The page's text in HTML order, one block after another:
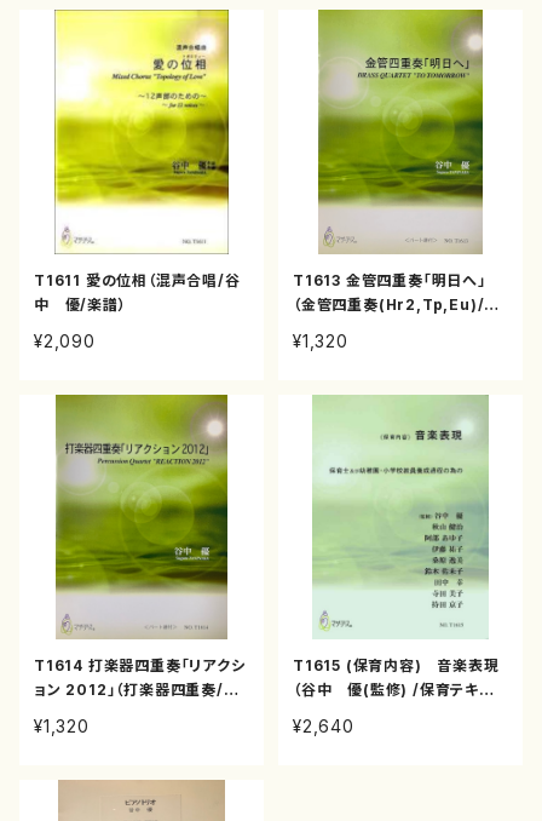
T1611 愛の位相（混声合唱/谷
中 優/楽譜）
¥2,090
T1613 金管四重奏「明日へ」
（金管四重奏(Hr2,Tp,Eu)/谷
¥1,320
T1614 打楽器四重奏「リアクシ
ョン 2012」（打楽器四重奏/谷
¥1,320
T1615 (保育内容) 音楽表現
（谷中 優(監修) /保育テキス
¥2,640